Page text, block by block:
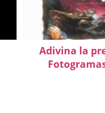
Adivina la